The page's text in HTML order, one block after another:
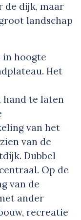
de dijk, maar
landschap
in hoogte
Het
hand te laten
van het
van de
Dubbel
Op de
van de
ander
recreatie